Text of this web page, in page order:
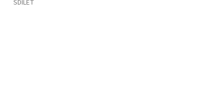
SDÍLET